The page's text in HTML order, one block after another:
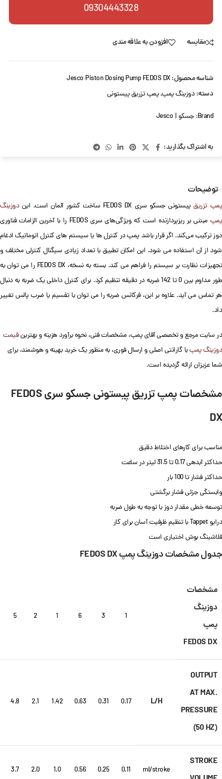
09304443328
مقایسه افزودن به علاقه مندی
شناسه محصول:Jesco Piston Dosing Pump FEDOS DX
دسته: دوزینگ پمپ,پمپ تزریق پیستونی
Brand: جسکو | Jesco
به اشتراک بگذارید:
توضیحات
پمپ تزریقپیستونی جسکو سری FEDOS DX ساخت کشور آلمان است. این
دوزینگ
پمپ
مبتنی بر ریزپردازنده است که ویژگی‌های سری FEDOS را با آخرین الزامات فناوری
دوز ترکیب می‌کند. اگر قرار باشد پمپ در کنترل ها یا سیستم های کنترل اتوماتیک ادغام
شود از آن استفاده می شود. این امکان تطبیق با تعداد زیادی سیگنال کنترلی مختلف و
تجهیزات نظارت بر سیستم را فراهم می کند. بسته به نسخه، FEDOS DX را می توان به
طور مداوم بین 0 تا 142 ضربه در دقیقه تنظیم کرد. برای کنترل داخلی یک ضربه به دنبال
هر تماس می آید. علاوه بر این، فرکانس ضربه را می توان با تقسیم یا ضرب پالس تغییر
داد.
در سایت مرجع و تخصصی آقای پمپ، مشخصات فنی، نحوه برآورد هزینه و بهترینقیمت
دوزینگ پمپبا گارانتی اصلی و ارسال فوری، به منظور یک خرید بهینه و هوشمند، برای
شما عزیزان ارائه گردیده است.
مشخصات پمپ تزریق پیستونی جسکو سری FEDOS
DX
مناسب برای کارهای اختلاط دقیق
حداکثر آبدهی 0.17 تا 31.5 لیتر در ساعت
حداکثر فشار تا 100 بار
وابستگی جزئی فشار برگشتی
توسعه خطی مقدار دوز با توجه به طول ضربه
درایو Tappet با تنظیم ظرفیت آسان برای کار
فلاشینگ بوش اختیاری است
جدول مشخصات دوزینگ پمپ FEDOS DX
مشخصات
دوزینگ
پمپ
FEDOS DX
1
3
6
1
2
5
OUTPUT
AT MAX.
PRESSURE
(50 HZ)
L/H
0.17
0.31
0.63
1.42
2.1
4.8
STROKE
ml/stroke
0.11
0.25
0.56
1.0
2.0
3.7